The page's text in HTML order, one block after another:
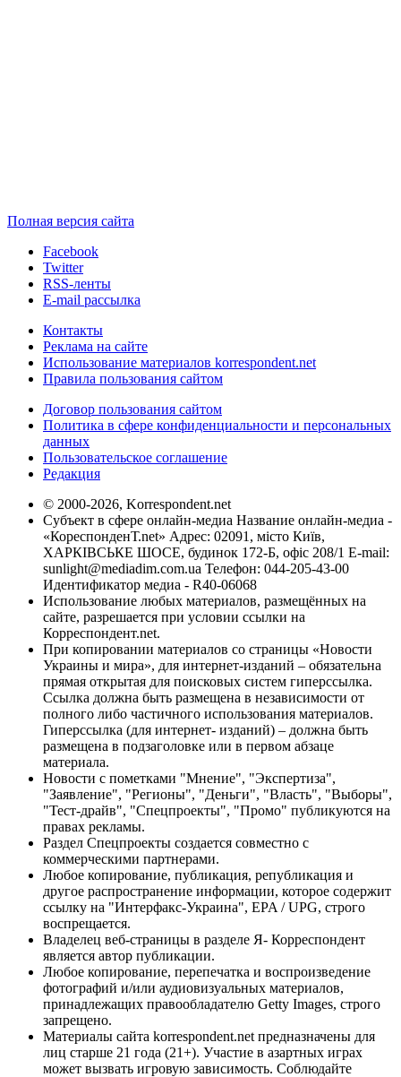
Полная версия сайта
Facebook
Twitter
RSS-ленты
E-mail рассылка
Контакты
Реклама на сайте
Использование материалов korrespondent.net
Правила пользования сайтом
Договор пользования сайтом
Политика в сфере конфиденциальности и персональных
данных
Пользовательское соглашение
Редакция
© 2000-2026, Korrespondent.net
Субъект в сфере онлайн-медиа Название онлайн-медиа -
«КореспонденТ.net» Адрес: 02091, місто Київ,
ХАРКІВСЬКЕ ШОСЕ, будинок 172-Б, офіс 208/1 E-mail:
sunlight@mediadim.com.ua Телефон: 044-205-43-00
Идентификатор медиа - R40-06068
Использование любых материалов, размещённых на
сайте, разрешается при условии ссылки на
Корреспондент.net.
При копировании материалов со страницы «Новости
Украины и мира», для интернет-изданий – обязательна
прямая открытая для поисковых систем гиперссылка.
Ссылка должна быть размещена в независимости от
полного либо частичного использования материалов.
Гиперссылка (для интернет- изданий) – должна быть
размещена в подзаголовке или в первом абзаце
материала.
Новости с пометками "Мнение", "Экспертиза",
"Заявление", "Регионы", "Деньги", "Власть", "Выборы",
"Тест-драйв", "Спецпроекты", "Промо" публикуются на
правах рекламы.
Раздел Спецпроекты создается совместно с
коммерческими партнерами.
Любое копирование, публикация, републикация и
другое распространение информации, которое содержит
ссылку на "Интерфакс-Украина", EPA / UPG, строго
воспрещается.
Владелец веб-страницы в разделе Я- Корреспондент
является автор публикации.
Любое копирование, перепечатка и воспроизведение
фотографий и/или аудиовизуальных материалов,
принадлежащих правообладателю Getty Images, строго
запрещено.
Материалы сайта korrespondent.net предназначены для
лиц старше 21 года (21+). Участие в азартных играх
может вызвать игровую зависимость. Соблюдайте